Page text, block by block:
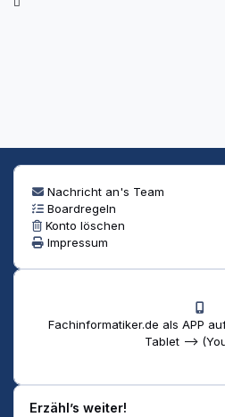
Nachricht an's Team
Boardregeln
Konto löschen
Impressum
Fachinformatiker.de als APP
Tablet -->
Erzähl’s weiter!